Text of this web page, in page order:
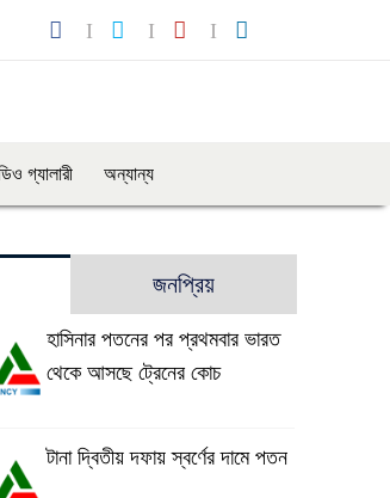
গ্যালারী অন্যান্য
জনপ্রিয়
হাসিনার পতনের পর প্রথমবার ভারত
থেকে আসছে ট্রেনের কোচ
টানা দ্বিতীয় দফায় স্বর্ণের দামে পতন